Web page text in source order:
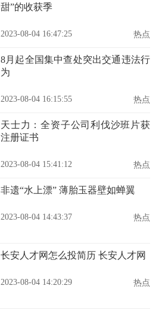
甜”的收获季
2023-08-04 16:47:25 热点
8月起全国集中查处突出交通违法行
为
2023-08-04 16:15:55 热点
天士力：全资子公司利伐沙班片获
注册证书
2023-08-04 15:41:12 热点
非遗“水上漂” 薄胎玉器壁如蝉翼
2023-08-04 14:43:37 热点
长安人才网怎么投简历 长安人才网
2023-08-04 14:20:29 热点